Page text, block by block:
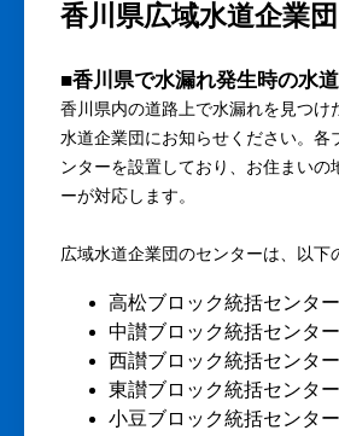
香川県広域水道企業団
■香川県で水漏れ発生時の水
香川県内の道路上で水漏れを見つけ
水道企業団にお知らせください。各
ンターを設置しており、お住まいの
ーが対応します。
広域水道企業団のセンターは、以下
高松ブロック統括センター
中讃ブロック統括センター
西讃ブロック統括センター
東讃ブロック統括センター
小豆ブロック統括センター